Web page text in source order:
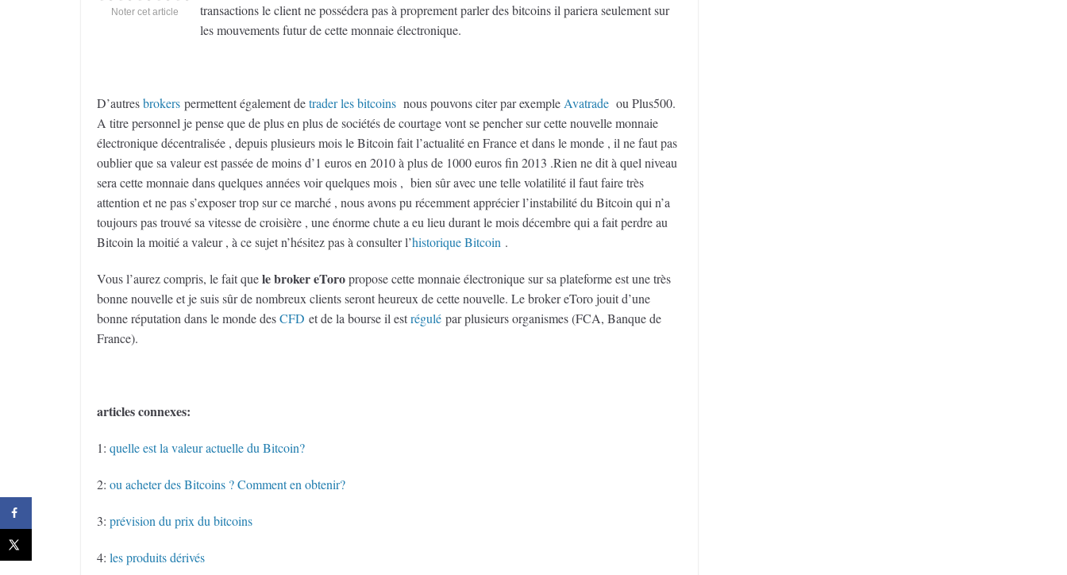
Noter cet article
transactions le client ne possédera pas à proprement parler des bitcoins il pariera seulement sur
les mouvements futur de cette monnaie électronique.
D’autresbrokers permettent également detrader les bitcoins nous pouvons citer par exemple Avatrade ou Plus500.
A titre personnel je pense que de plus en plus de sociétés de courtage vont se pencher sur cette nouvelle monnaie
électronique décentralisée , depuis plusieurs mois le Bitcoin fait l’actualité en France et dans le monde , il ne faut pas
oublier que sa valeur est passée de moins d’1 euros en 2010 à plus de 1000 euros fin 2013 .Rien ne dit à quel niveau
sera cette monnaie dans quelques années voir quelques mois , bien sûr avec une telle volatilité il faut faire très
attention et ne pas s’exposer trop sur ce marché , nous avons pu récemment apprécier l’instabilité du Bitcoin qui n’a
toujours pas trouvé sa vitesse de croisière , une énorme chute a eu lieu durant le mois décembre qui a fait perdre au
Bitcoin la moitié a valeur , à ce sujet n’hésitez pas à consulter l’historique Bitcoin .
Vous l’aurez compris, le fait quele broker eToropropose cette monnaie électronique sur sa plateforme est une très
bonne nouvelle et je suis sûr de nombreux clients seront heureux de cette nouvelle. Le broker eToro jouit d’une
bonne réputation dans le monde desCFD et de la bourse il estrégulé par plusieurs organismes (FCA, Banque de
France).
articles connexes:
1: quelle est la valeur actuelle du Bitcoin?
2: ou acheter des Bitcoins ? Comment en obtenir?
3: prévision du prix du bitcoins
4: les produits dérivés